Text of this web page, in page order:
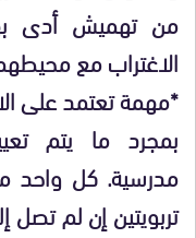
من تهميش أدى
الاغتراب مع
*مهمة تعتمد على
بمجرد ما يتم
مدرسية. كل واحد
تربويتين إن لم